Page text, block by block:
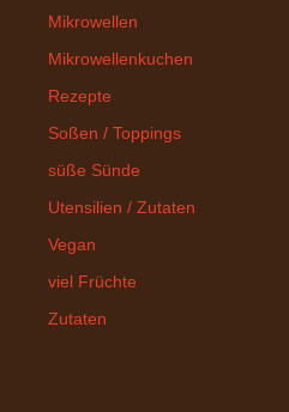
Mikrowellen
Mikrowellenkuchen
Rezepte
Soßen / Toppings
süße Sünde
Utensilien / Zutaten
Vegan
viel Früchte
Zutaten